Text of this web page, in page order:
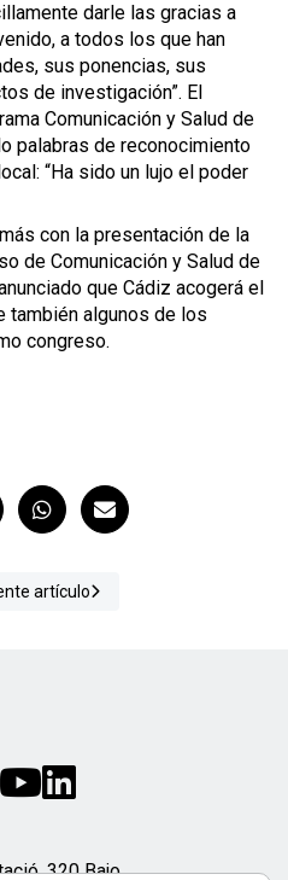
darle las gracias a
a todos los que han
sus ponencias, sus
de investigación”. El
Comunicación y Salud de
palabras de reconocimiento
“Ha sido un lujo el poder
con la presentación de la
de Comunicación y Salud de
que Cádiz acogerá el
también algunos de los
congreso.
artículo
320 Bajo